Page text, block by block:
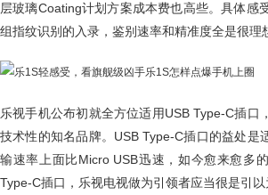
层玻璃Coating计划方案成本费也高些。具体感
组指纹识别的入录，鉴别速率和精准度全是很理
乐视手机公布初就全方位适用USB Type-C插口
技术性的知名品牌。USB Type-C插口的益处是
输速率上面比Micro USB迅速，如今愈来愈多
Type-C插口，乐视电视做为引领者应当很是引以